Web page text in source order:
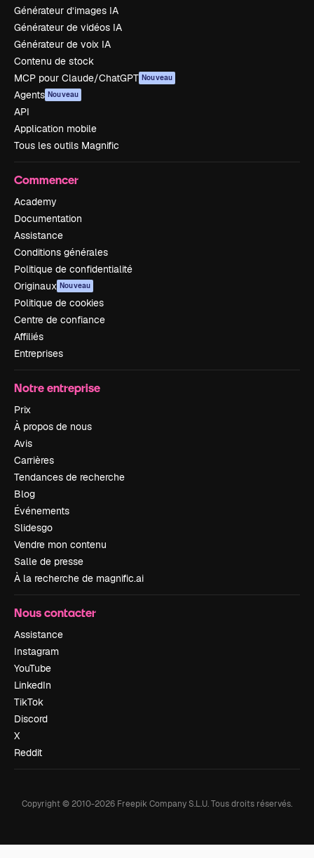
Générateur d’images IA
Générateur de vidéos IA
Générateur de voix IA
Contenu de stock
MCP pour Claude/ChatGPT Nouveau
Agents Nouveau
API
Application mobile
Tous les outils Magnific
Commencer
Academy
Documentation
Assistance
Conditions générales
Politique de confidentialité
Originaux Nouveau
Politique de cookies
Centre de confiance
Affiliés
Entreprises
Notre entreprise
Prix
À propos de nous
Avis
Carrières
Tendances de recherche
Blog
Événements
Slidesgo
Vendre mon contenu
Salle de presse
À la recherche de magnific.ai
Nous contacter
Assistance
Instagram
YouTube
LinkedIn
TikTok
Discord
X
Reddit
Copyright © 2010-2026 Freepik Company S.L.U.Tous droits réservés.